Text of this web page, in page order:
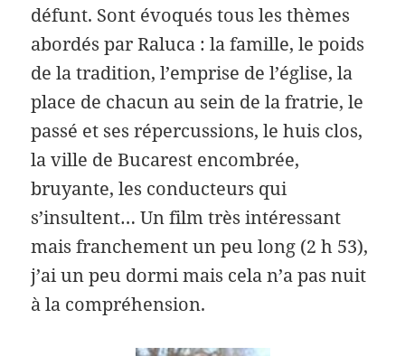
défunt. Sont évoqués tous les thèmes
abordés par Raluca : la famille, le poids
de la tradition, l’emprise de l’église, la
place de chacun au sein de la fratrie, le
passé et ses répercussions, le huis clos,
la ville de Bucarest encombrée,
bruyante, les conducteurs qui
s’insultent… Un film très intéressant
mais franchement un peu long (2 h 53),
j’ai un peu dormi mais cela n’a pas nuit
à la compréhension.